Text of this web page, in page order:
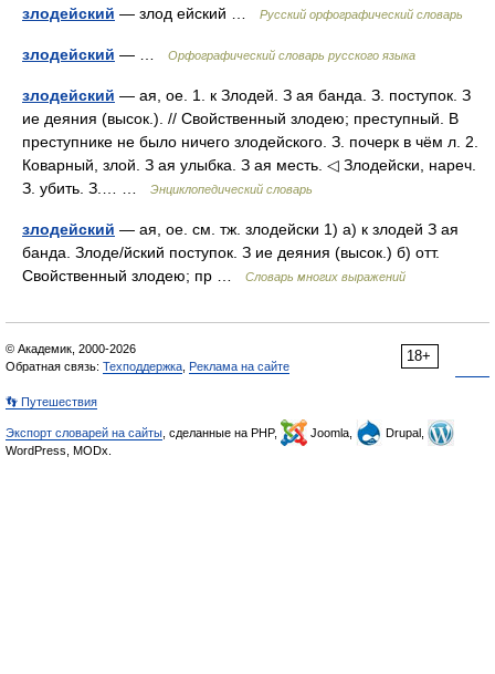
злодейский — злод ейский … Русский орфографический словарь
злодейский — … Орфографический словарь русского языка
злодейский — ая, ое. 1. к Злодей. З ая банда. З. поступок. З
ие деяния (высок.). // Свойственный злодею; преступный. В
преступнике не было ничего злодейского. З. почерк в чём л. 2.
Коварный, злой. З ая улыбка. З ая месть. ◁ Злодейски, нареч.
З. убить. З.… …
Энциклопедический словарь
злодейский — ая, ое. см. тж. злодейски 1) а) к злодей З ая
банда. Злоде/йский поступок. З ие деяния (высок.) б) отт.
Свойственный злодею; пр …
Словарь многих выражений
18+
© Академик, 2000-2026
Обратная связь: Техподдержка Реклама на сайте
👣 Путешествия
Экспорт словарей на сайты , сделанные на PHP, Joomla,
Drupal,
WordPress, MODx.